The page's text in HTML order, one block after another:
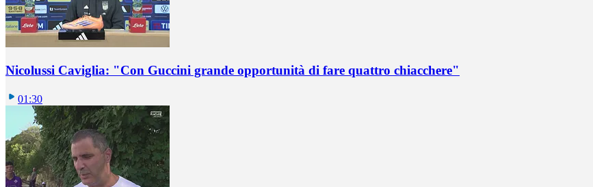
Nicolussi Caviglia: "Con Guccini grande opportunità di fare quattro chiacchere"
01:30